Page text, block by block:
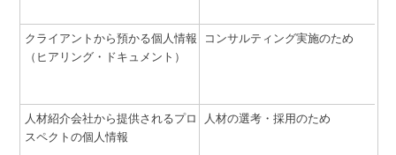
クライアントから預かる個人情報
（ヒアリング・ドキュメント）
コンサルティング実施のため
人材紹介会社から提供されるプロ
スペクトの個人情報
人材の選考・採用のため